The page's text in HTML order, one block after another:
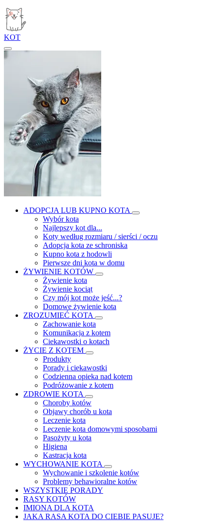
KOT
ADOPCJA LUB KUPNO KOTA
Wybór kota
Najlepszy kot dla...
Koty według rozmiaru / sierści / oczu
Adopcja kota ze schroniska
Kupno kota z hodowli
Pierwsze dni kota w domu
ŻYWIENIE KOTÓW
Żywienie kota
Żywienie kociąt
Czy mój kot może jeść...?
Domowe żywienie kota
ZROZUMIEĆ KOTA
Zachowanie kota
Komunikacja z kotem
Ciekawostki o kotach
ŻYCIE Z KOTEM
Produkty
Porady i ciekawostki
Codzienna opieka nad kotem
Podróżowanie z kotem
ZDROWIE KOTA
Choroby kotów
Objawy chorób u kota
Leczenie kota
Leczenie kota domowymi sposobami
Pasożyty u kota
Higiena
Kastracja kota
WYCHOWANIE KOTA
Wychowanie i szkolenie kotów
Problemy behawioralne kotów
WSZYSTKIE PORADY
RASY KOTÓW
IMIONA DLA KOTA
JAKA RASA KOTA DO CIEBIE PASUJE?